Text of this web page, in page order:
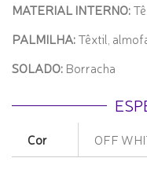
MATERIAL INTERNO:
PALMILHA:Têxtil,
SOLADO: Borracha
Cor OFF